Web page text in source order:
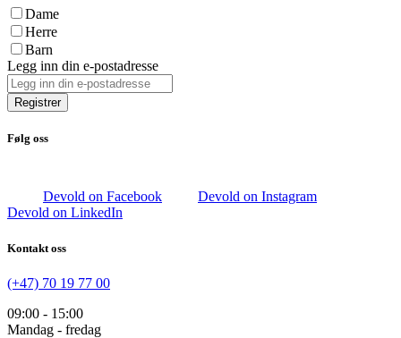
Dame
Herre
Barn
Legg inn din e-postadresse
Registrer
Følg oss
Devold on Facebook
Devold on Instagram
Devold on LinkedIn
Kontakt oss
(+47) 70 19 77 00
09:00 - 15:00
Mandag - fredag